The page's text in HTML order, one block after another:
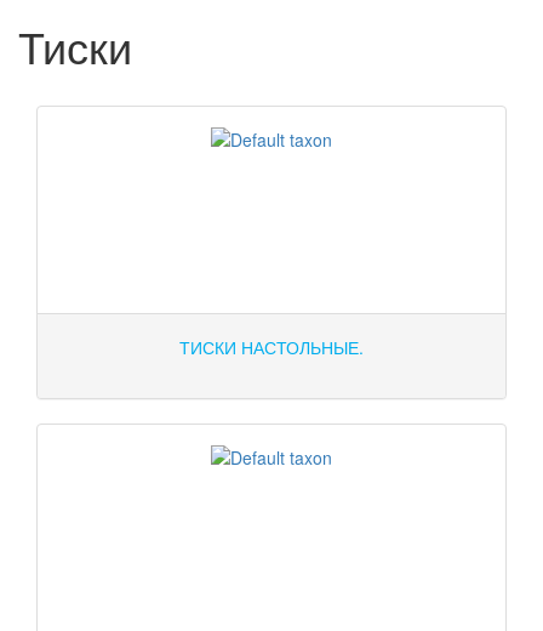
Тиски
ТИСКИ НАСТОЛЬНЫЕ.